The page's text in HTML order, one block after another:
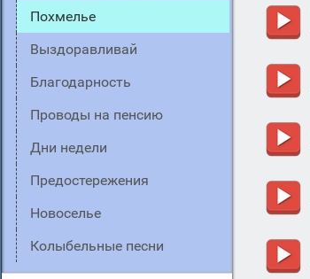
Похмелье
Выздоравливай
Благодарность
Проводы на пенсию
Дни недели
Предостережения
Новоселье
Колыбельные песни